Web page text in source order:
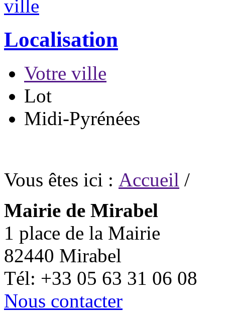
Localisation
Votre ville
Lot
Midi-Pyrénées
Vous êtes ici : Accueil /
Mairie de Mirabel
1 place de la Mairie
82440 Mirabel
Tél: +33 05 63 31 06 08
Nous contacter